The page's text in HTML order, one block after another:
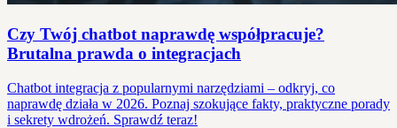
Czy Twój chatbot naprawdę współpracuje?
Brutalna prawda o integracjach
Chatbot integracja z popularnymi narzędziami – odkryj, co
naprawdę działa w 2026. Poznaj szokujące fakty, praktyczne porady
i sekrety wdrożeń. Sprawdź teraz!